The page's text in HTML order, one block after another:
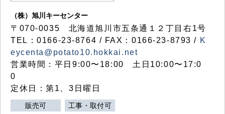
（株）旭川キーセンター
〒070-0035 北海道旭川市五条通１２丁目右1号
TEL：0166-23-8764 / FAX：0166-23-8793 / K
eycenta@potato10.hokkai.net
営業時間：平日9:00〜18:00 土日10:00〜17:0
0
定休日：第1、3日曜日
販売可 工事・取付可